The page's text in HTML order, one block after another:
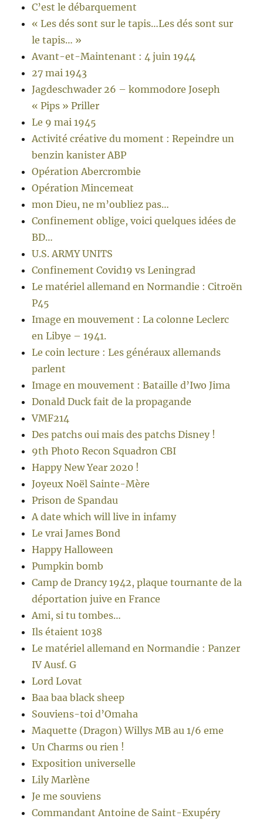
C’est le débarquement
« Les dés sont sur le tapis…Les dés sont sur
le tapis… »
Avant-et-Maintenant : 4 juin 1944
27 mai 1943
Jagdeschwader 26 – kommodore Joseph
« Pips » Priller
Le 9 mai 1945
Activité créative du moment : Repeindre un
benzin kanister ABP
Opération Abercrombie
Opération Mincemeat
mon Dieu, ne m’oubliez pas…
Confinement oblige, voici quelques idées de
BD…
U.S. ARMY UNITS
Confinement Covid19 vs Leningrad
Le matériel allemand en Normandie : Citroën
P45
Image en mouvement : La colonne Leclerc
en Libye – 1941.
Le coin lecture : Les généraux allemands
parlent
Image en mouvement : Bataille d’Iwo Jima
Donald Duck fait de la propagande
VMF214
Des patchs oui mais des patchs Disney !
9th Photo Recon Squadron CBI
Happy New Year 2020 !
Joyeux Noël Sainte-Mère
Prison de Spandau
A date which will live in infamy
Le vrai James Bond
Happy Halloween
Pumpkin bomb
Camp de Drancy 1942, plaque tournante de la
déportation juive en France
Ami, si tu tombes…
Ils étaient 1038
Le matériel allemand en Normandie : Panzer
IV Ausf. G
Lord Lovat
Baa baa black sheep
Souviens-toi d’Omaha
Maquette (Dragon) Willys MB au 1/6 eme
Un Charms ou rien !
Exposition universelle
Lily Marlène
Je me souviens
Commandant Antoine de Saint-Exupéry